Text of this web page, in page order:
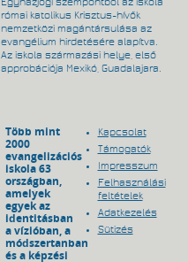
római katolikus Krisztus-hívők
nemzetközi magántársulása az
evangélium hirdetésére alapítva.
Az iskola származási helye, első
approbációja Mexikó, Guadalajara.
Több mint
2000
evangelizációs
iskola 63
országban,
amelyek
egyek az
identitásban
a vízióban, a
módszertanban
és a képzési
Kapcsolat
Támogatók
Impresszum
Felhasználási
feltételek
Adatkezelés
Sütizés